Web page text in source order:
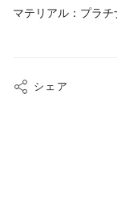
マテリアル：プラ
シェア